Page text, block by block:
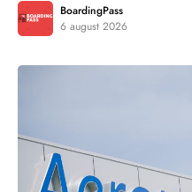
BoardingPass
6 august 2026